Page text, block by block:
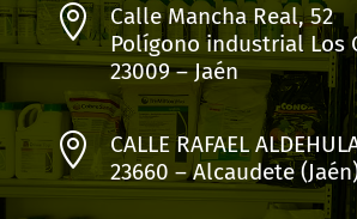

Calle Mancha Real, 52
Polígono industrial Los
23009 – Jaén

CALLE RAFAEL
23660 – Alcaudete